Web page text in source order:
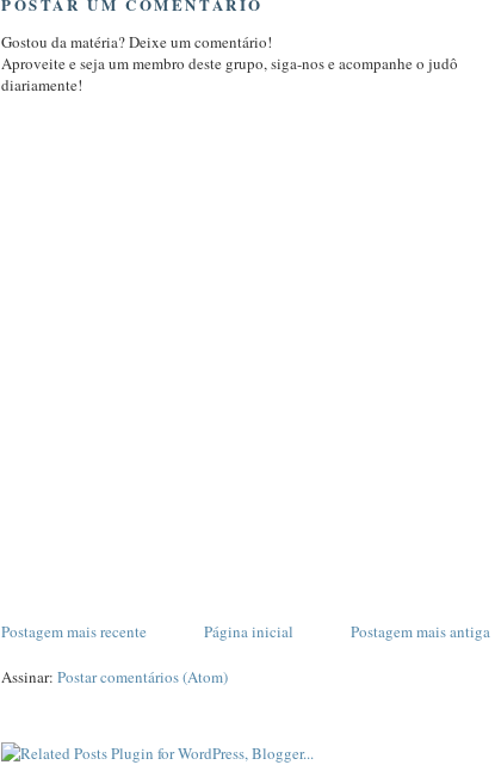
POSTAR UM COMENTÁRIO
Gostou da matéria? Deixe um comentário!
Aproveite e seja um membro deste grupo, siga-nos e acompanhe o judô
diariamente!
Postagem mais recente Postagem mais antiga
Página inicial
Assinar: Postar comentários (Atom)